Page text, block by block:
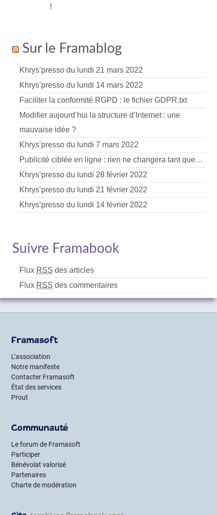
!
Sur le Framablog
Khrys’presso du lundi 21 mars 2022
Khrys’presso du lundi 14 mars 2022
Faciliter la conformité RGPD : le fichier GDPR.txt
Modifier aujourd’hui la structure d’Internet : une
mauvaise idée ?
Khrys’presso du lundi 7 mars 2022
Publicité ciblée en ligne : rien ne changera tant que…
Khrys’presso du lundi 28 février 2022
Khrys’presso du lundi 21 février 2022
Khrys’presso du lundi 14 février 2022
Suivre Framabook
Flux RSS des articles
Flux RSS des commentaires
Framasoft
L’association
Notre manifeste
Contacter Framasoft
État des services
Prout
Communauté
Le forum de Framasoft
Participer
Bénévolat valorisé
Partenaires
Charte de modération